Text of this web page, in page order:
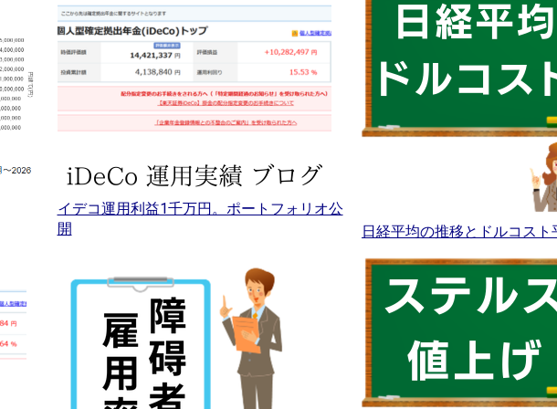
イデコ運用利益1千万円。ポートフォリオ公
開
日経平均の推移とドルコスト